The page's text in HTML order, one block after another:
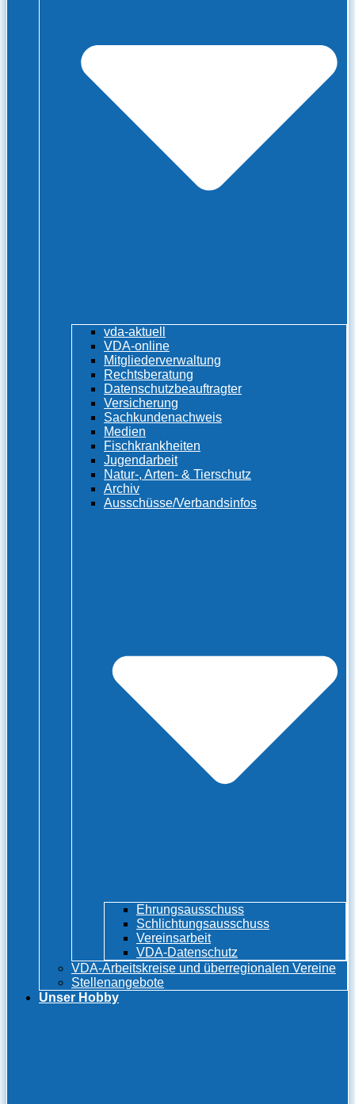
vda-aktuell
VDA-online
Mitgliederverwaltung
Rechtsberatung
Datenschutzbeauftragter
Versicherung
Sachkundenachweis
Medien
Fischkrankheiten
Jugendarbeit
Natur-, Arten- & Tierschutz
Archiv
Ausschüsse/Verbandsinfos
Ehrungsausschuss
Schlichtungsausschuss
Vereinsarbeit
VDA-Datenschutz
VDA-Arbeitskreise und überregionalen Vereine
Stellenangebote
Unser Hobby